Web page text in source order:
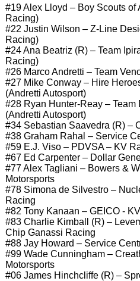
#19 Alex Lloyd – Boy Scouts of
Racing)
#22 Justin Wilson – Z-Line
Racing)
#24 Ana Beatriz (R) – Team
Racing)
#26 Marco Andretti – Team
#27 Mike Conway – Hire
(Andretti Autosport)
#28 Ryan Hunter-Reay –
(Andretti Autosport)
#34 Sebastian Saavedra (R) –
#38 Graham Rahal – Service
#59 E.J. Viso – PDVSA – KV
#67 Ed Carpenter – Dollar
#77 Alex Tagliani – Bowers &
Motorsports
#78 Simona de Silvestro –
Racing
#82 Tony Kanaan – GEICO -
#83 Charlie Kimball (R) –
Chip Ganassi Racing
#88 Jay Howard – Service
#99 Wade Cunningham –
Motorsports
#06 James Hinchcliffe (R) –